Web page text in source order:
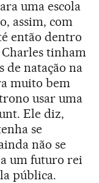
uma escola
assim, com
então dentro
Charles tinham
de natação na
muito bem
usar uma
Ele diz,
se
não se
um futuro rei
pública.